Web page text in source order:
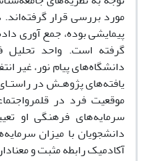
مورد بررسی قرار
پیمایشی بوده، جمع آوری
گرفته است. واحد تحلیل
دانشگاه‌های پیام نور، غیر
یافته‌های پژوهـش در
موقعیت فرد در
سرمایه‌های فرهنگی او
دانشجویان با میزان
آکادمیک رابطه مثبت و